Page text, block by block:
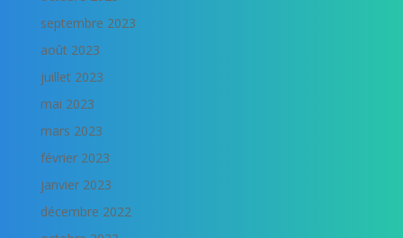
septembre 2023
août 2023
juillet 2023
mai 2023
mars 2023
février 2023
janvier 2023
décembre 2022